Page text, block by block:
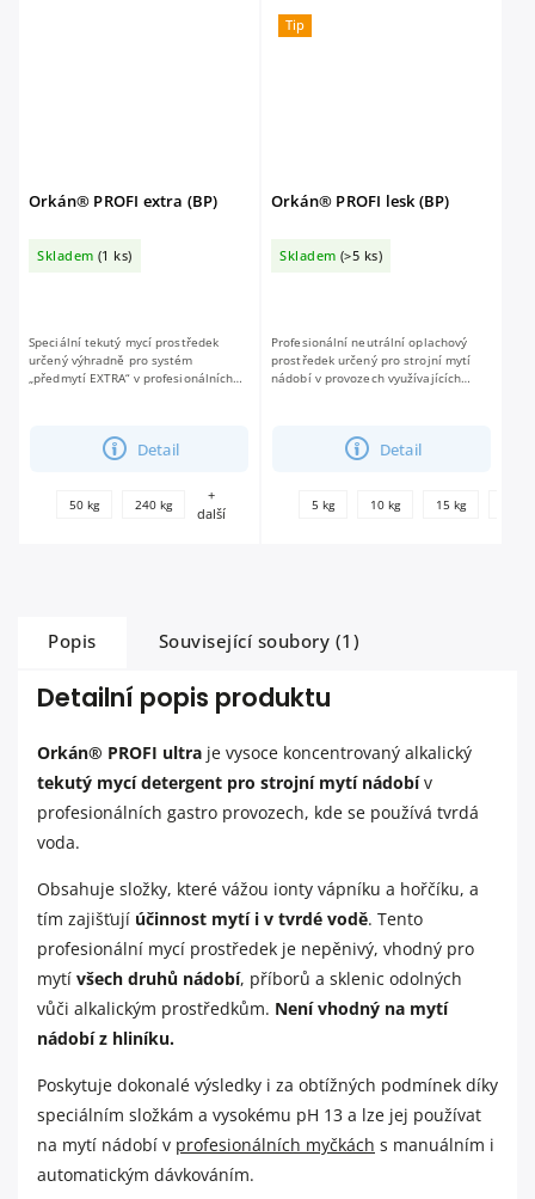
Orkán® PROFI extra (BP)
Skladem (1 ks)
Detail
Speciální tekutý mycí prostředek
určený výhradně pro systém
„předmytí EXTRA“ v profesionálních
50 kg 240 kg
+
další
Tip
Orkán® PROFI lesk (BP)
Skladem (>5 ks)
Detail
Profesionální neutrální oplachový
prostředek určený pro strojní mytí
nádobí v provozech využívajících
5 kg 10 kg 15 kg
Popis Související soubory (1)
Detailní popis produktu
Orkán® PROFI ultra je vysoce koncentrovaný alkalický
tekutý mycí detergent pro strojní mytí nádobív
profesionálních gastro provozech, kde se používá tvrdá
voda.
Obsahuje složky, které vážou ionty vápníku a hořčíku, a
tím zajišťují účinnost mytí i v tvrdé vodě. Tento
profesionální mycí prostředek je nepěnivý, vhodný pro
mytí všech druhů nádobí, příborů a sklenic odolných
vůči alkalickým prostředkům. Není vhodný na mytí
nádobí z hliníku.
Poskytuje dokonalé výsledky i za obtížných podmínek díky
speciálním složkám a vysokému pH 13 a lze jej používat
na mytí nádobí v profesionálních myčkách s manuálním i
automatickým dávkováním.